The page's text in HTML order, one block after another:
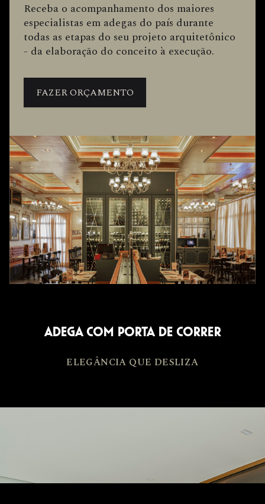
Receba o acompanhamento dos maiores
especialistas em adegas do país durante
todas as etapas do seu projeto arquitetônico
- da elaboração do conceito à execução.
FAZER ORÇAMENTO
ADEGA COM PORTA DE CORRER
ELEGÂNCIA QUE DESLIZA